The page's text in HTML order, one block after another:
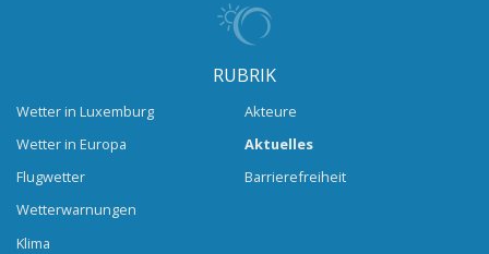
RUBRIK
Wetter in Luxemburg
Wetter in Europa
Flugwetter
Wetterwarnungen
Klima
Akteure
Aktuelles
Barrierefreiheit